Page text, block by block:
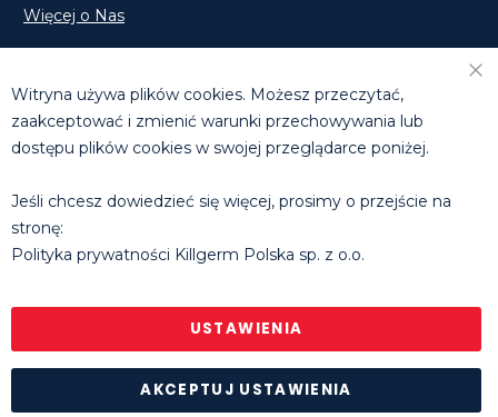
Więcej o Nas
Skontaktuj się z Nami
DZIAŁ HANDLOWY
E: tomasz.michalowski@killgerm.com
E:rafal.molak@killgerm.com
Godziny pracy biura
: pon. - pt. 8.30 - 16.30
sklepu internetowego
Witryna używa plików cookies. Możesz przeczytać,
zaakceptować i zmienić warunki przechowywania lub
dostępu plików cookies w swojej przeglądarce poniżej.
Jeśli chcesz dowiedzieć się więcej, prosimy o przejście na
stronę:
Polityka prywatności Killgerm Polska sp. z o.o.
AKCEPTUJ USTAWIENIA
USTAWIENIA